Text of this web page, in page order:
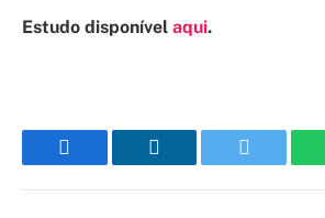
Estudo disponível aqui.